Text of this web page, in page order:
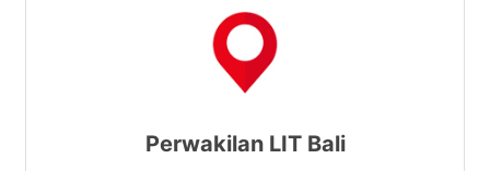
Perwakilan LIT Bali